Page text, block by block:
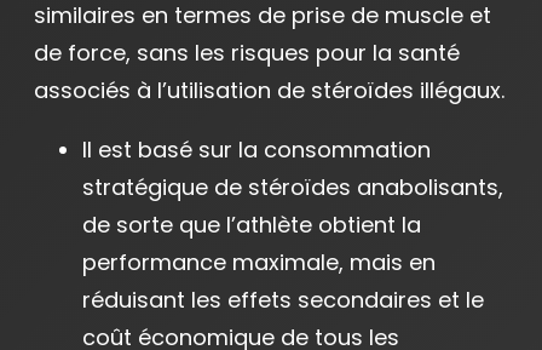
similaires en termes de prise de muscle et
de force, sans les risques pour la santé
associés à l’utilisation de stéroïdes illégaux.
Il est basé sur la consommation
stratégique de stéroïdes anabolisants,
de sorte que l’athlète obtient la
performance maximale, mais en
réduisant les effets secondaires et le
coût économique de tous les